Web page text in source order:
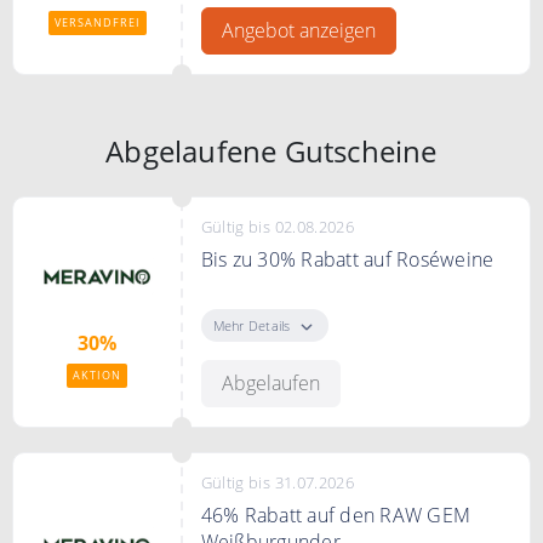
VERSANDFREI Angebot anzeigen
Abgelaufene Gutscheine
30%
AKTION
Gültig bis 02.08.2026
Bis zu 30% Rabatt auf Roséweine
Roséweine
Mehr Details
Abgelaufen
Gültig bis 31.07.2026
46% Rabatt auf den RAW GEM